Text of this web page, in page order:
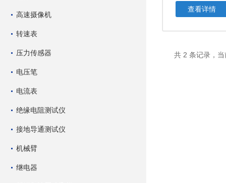
高速摄像机
转速表
压力传感器
电压笔
电流表
绝缘电阻测试仪
接地导通测试仪
机械臂
继电器
查看详情
共 2 条记录，